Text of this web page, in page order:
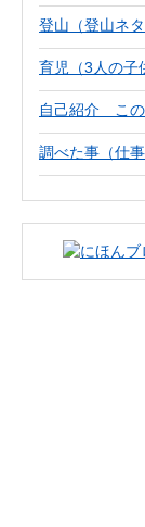
登山（登山ネタ
育児（3人の子
自己紹介 この
調べた事（仕